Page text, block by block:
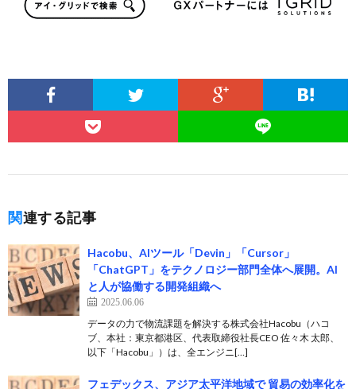
関連する記事
Hacobu、AIツール「Devin」「Cursor」
「ChatGPT」をテクノロジー部門全体へ展開。AI
と人が協働する開発組織へ
2025.06.06
データの力で物流課題を解決する株式会社Hacobu（ハコ
ブ、本社：東京都港区、代表取締役社長CEO 佐々木 太郎、
以下「Hacobu」）は、全エンジニ[…]
フェデックス、アジア太平洋地域で 貿易の効率化を